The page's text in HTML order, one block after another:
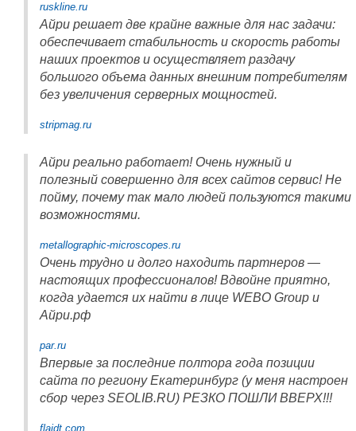
ruskline.ru
Айри решает две крайне важные для нас задачи:
обеспечивает стабильность и скорость работы
наших проектов и осуществляет раздачу
большого объема данных внешним потребителям
без увеличения серверных мощностей.
stripmag.ru
Айри реально работает! Очень нужный и
полезный совершенно для всех сайтов сервис! Не
пойму, почему так мало людей пользуются такими
возможностями.
metallographic-microscopes.ru
Очень трудно и долго находить партнеров —
настоящих профессионалов! Вдвойне приятно,
когда удается их найти в лице WEBO Group и
Айри.рф
par.ru
Впервые за последние полтора года позиции
сайта по региону Екатеринбург (у меня настроен
сбор через SEOLIB.RU) РЕЗКО ПОШЛИ ВВЕРХ!!!
flaidt.com